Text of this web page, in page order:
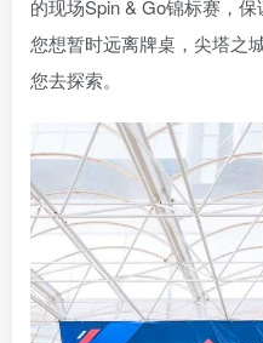
的现场Spin & Go锦标赛，
您想暂时远离牌桌，尖塔之
您去探索。